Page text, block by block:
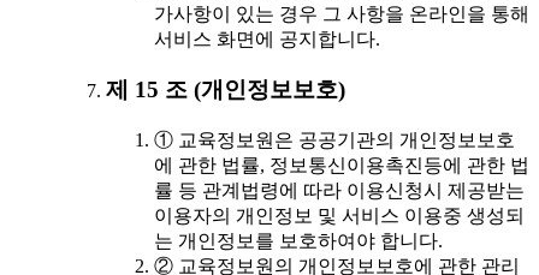
가사항이 있는 경우 그 사항을 온라인을 통해
서비스 화면에 공지합니다.
제 15 조 (개인정보보호)
① 교육정보원은 공공기관의 개인정보보호
에 관한 법률, 정보통신이용촉진등에 관한 법
률 등 관계법령에 따라 이용신청시 제공받는
이용자의 개인정보 및 서비스 이용중 생성되
는 개인정보를 보호하여야 합니다.
② 교육정보원의 개인정보보호에 관한 관리